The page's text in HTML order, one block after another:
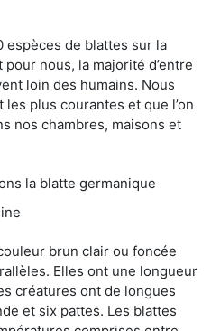
espèces de blattes sur la
nous, la majorité d’entre
loin des humains. Nous
plus courantes et que l’on
nos chambres, maisons et
la blatte germanique
brun clair ou foncée
Elles ont une longueur
créatures ont de longues
et six pattes. Les blattes